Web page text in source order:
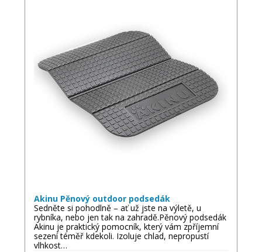
Akinu Pěnový outdoor podsedák
Sedněte si pohodlně – ať už jste na výletě, u
rybníka, nebo jen tak na zahradě.Pěnový podsedák
Akinu je praktický pomocník, který vám zpříjemní
sezení téměř kdekoli. Izoluje chlad, nepropustí
vlhkost…